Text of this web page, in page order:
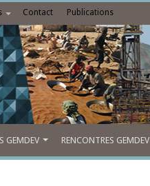
Contact Publications
GEMDEV RENCONTRES GEMDEV